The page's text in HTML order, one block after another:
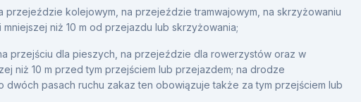
przejeździe kolejowym, na przejeździe tramwajowym, na skrzyżowaniu
mniejszej niż 10 m od przejazdu lub skrzyżowania;
przejściu dla pieszych, na przejeździe dla rowerzystów oraz w
niż 10 m przed tym przejściem lub przejazdem; na drodze
dwóch pasach ruchu zakaz ten obowiązuje także za tym przejściem lub